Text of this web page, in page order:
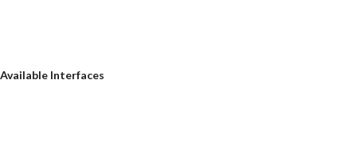
Available Interfaces